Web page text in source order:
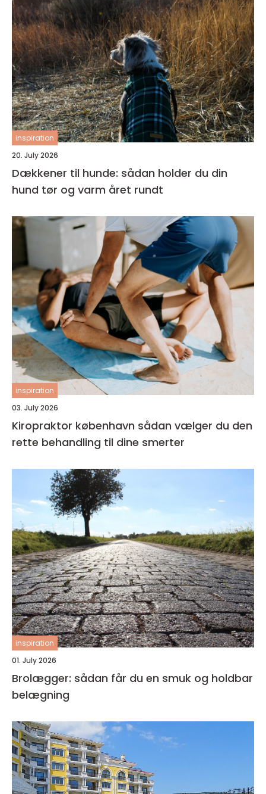
inspiration
20. July 2026
Dækkener til hunde: sådan holder du din
hund tør og varm året rundt
inspiration
03. July 2026
Kiropraktor københavn sådan vælger du den
rette behandling til dine smerter
inspiration
01. July 2026
Brolægger: sådan får du en smuk og holdbar
belægning